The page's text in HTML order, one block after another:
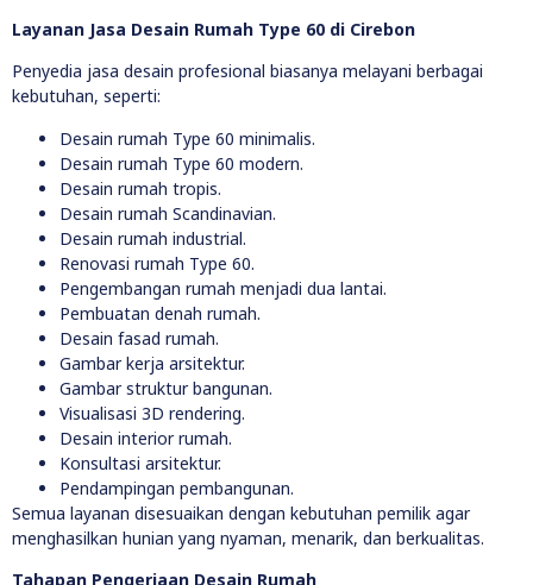
Layanan Jasa Desain Rumah Type 60 di Cirebon
Penyedia jasa desain profesional biasanya melayani berbagai
kebutuhan, seperti:
Desain rumah Type 60 minimalis.
Desain rumah Type 60 modern.
Desain rumah tropis.
Desain rumah Scandinavian.
Desain rumah industrial.
Renovasi rumah Type 60.
Pengembangan rumah menjadi dua lantai.
Pembuatan denah rumah.
Desain fasad rumah.
Gambar kerja arsitektur.
Gambar struktur bangunan.
Visualisasi 3D rendering.
Desain interior rumah.
Konsultasi arsitektur.
Pendampingan pembangunan.
Semua layanan disesuaikan dengan kebutuhan pemilik agar
menghasilkan hunian yang nyaman, menarik, dan berkualitas.
Tahapan Pengerjaan Desain Rumah